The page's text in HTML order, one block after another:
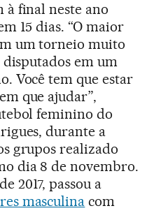
à final neste ano
15 dias. “O maior
um torneio muito
disputados em um
Você tem que estar
que ajudar”,
feminino do
durante a
grupos realizado
dia 8 de novembro.
2017, passou a
masculina com